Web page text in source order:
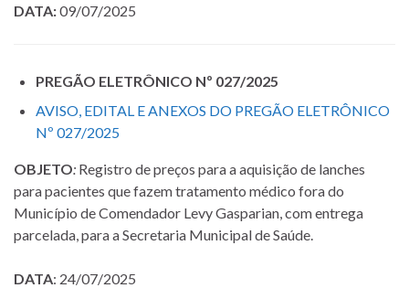
DATA:09/07/2025
PREGÃO ELETRÔNICO Nº 027/2025
AVISO, EDITAL E ANEXOS DO PREGÃO ELETRÔNICO
Nº 027/2025
OBJETO: Registro de preços para a aquisição de lanches
para pacientes que fazem tratamento médico fora do
Município de Comendador Levy Gasparian, com entrega
parcelada, para a Secretaria Municipal de Saúde.
DATA: 24/07/2025